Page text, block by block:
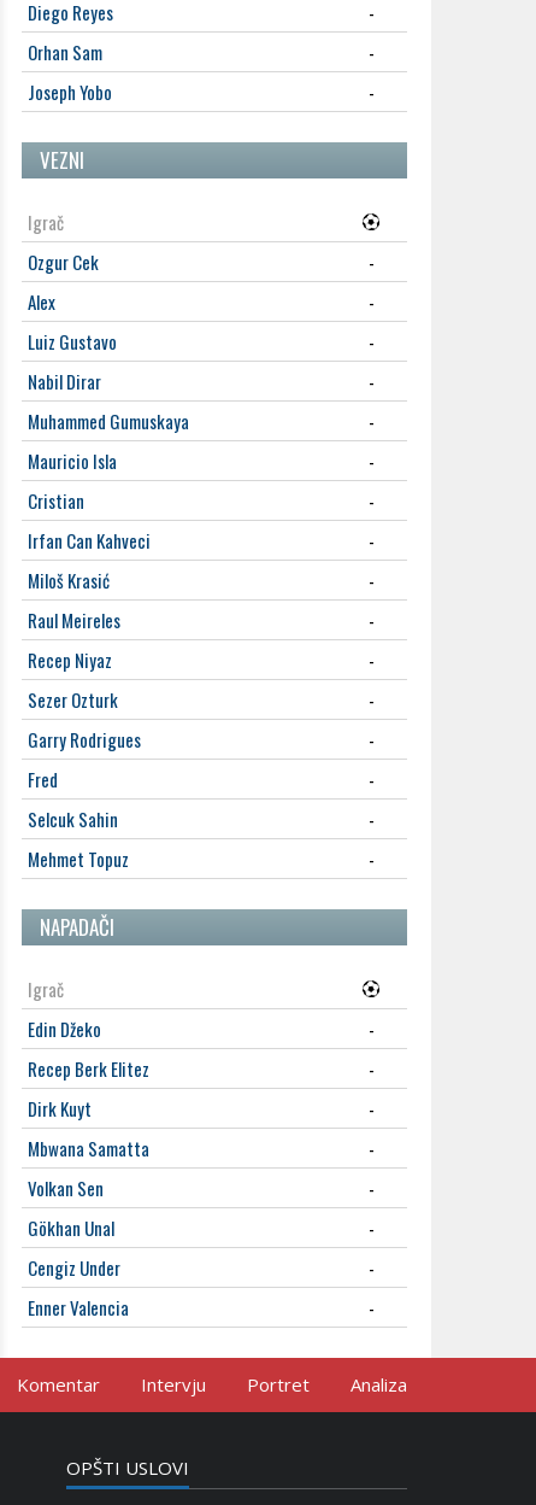
Diego Reyes
-
Orhan Sam
-
Joseph Yobo
-
VEZNI
Igrač
Ozgur Cek
-
Alex
-
Luiz Gustavo
-
Nabil Dirar
-
Muhammed Gumuskaya
-
Mauricio Isla
-
Cristian
-
Irfan Can Kahveci
-
Miloš Krasić
-
Raul Meireles
-
Recep Niyaz
-
Sezer Ozturk
-
Garry Rodrigues
-
Fred
-
Selcuk Sahin
-
Mehmet Topuz
-
NAPADAČI
Igrač
Edin Džeko
-
Recep Berk Elitez
-
Dirk Kuyt
-
Mbwana Samatta
-
Volkan Sen
-
Gökhan Unal
-
Cengiz Under
-
Enner Valencia
-
Komentar Intervju Portret Analiza
OPŠTI USLOVI